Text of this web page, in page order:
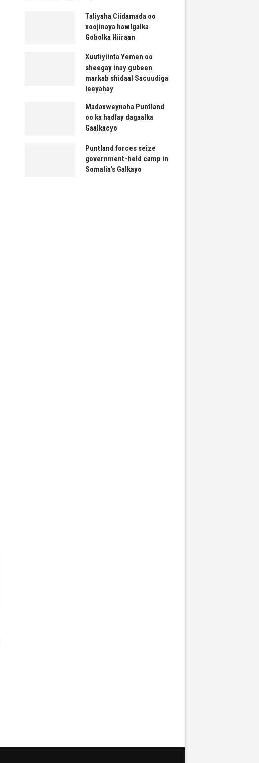
Taliyaha Ciidamada oo
xoojinaya hawlgalka
Gobolka Hiiraan
Xuutiyiinta Yemen oo
sheegay inay gubeen
markab shidaal Sacuudiga
leeyahay
Madaxweynaha Puntland
oo ka hadlay dagaalka
Gaalkacyo
Puntland forces seize
government-held camp in
Somalia’s Galkayo